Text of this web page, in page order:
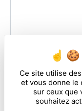
Ce site utilise
et vous donne le
sur ceux que
souhaitez
En cochant
particulières ci-